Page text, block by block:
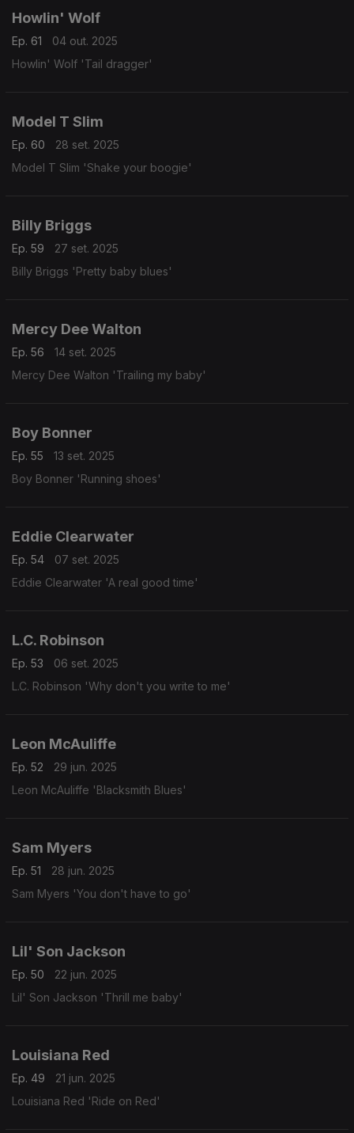
Howlin' Wolf
Ep. 61
04 out. 2025
Howlin' Wolf 'Tail dragger'
Model T Slim
Ep. 60
28 set. 2025
Model T Slim 'Shake your boogie'
Billy Briggs
Ep. 59
27 set. 2025
Billy Briggs 'Pretty baby blues'
Mercy Dee Walton
Ep. 56
14 set. 2025
Mercy Dee Walton 'Trailing my baby'
Boy Bonner
Ep. 55
13 set. 2025
Boy Bonner 'Running shoes'
Eddie Clearwater
Ep. 54
07 set. 2025
Eddie Clearwater 'A real good time'
L.C. Robinson
Ep. 53
06 set. 2025
L.C. Robinson 'Why don't you write to me'
Leon McAuliffe
Ep. 52
29 jun. 2025
Leon McAuliffe 'Blacksmith Blues'
Sam Myers
Ep. 51
28 jun. 2025
Sam Myers 'You don't have to go'
Lil' Son Jackson
Ep. 50
22 jun. 2025
Lil' Son Jackson 'Thrill me baby'
Louisiana Red
Ep. 49
21 jun. 2025
Louisiana Red 'Ride on Red'